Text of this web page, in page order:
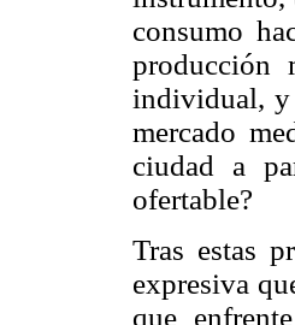
consumo
producción
individual, y
mercado
ciudad a
ofertable?
Tras estas
expresiva
que